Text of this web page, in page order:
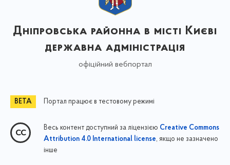
Дніпровська районна в місті Києві
державна адміністрація
офіційний вебпортал
Портал працює в тестовому режимі
Весь контент доступний за ліцензією Creative Commons
Attribution 4.0 International license, якщо не зазначено
інше